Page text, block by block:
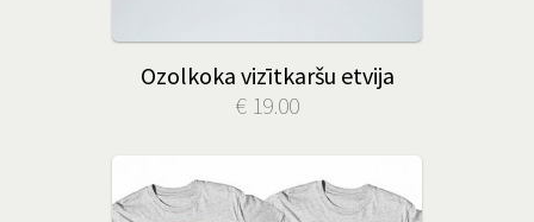
Ozolkoka vizītkaršu etvija
€ 19.00